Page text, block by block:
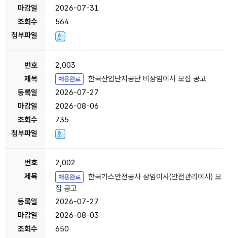
2026-07-31
564
2,003
채용완료
한국산업단지공단 비상임이사 모집 공고
2026-07-27
2026-08-06
735
2,002
채용완료
한국가스안전공사 상임이사(안전관리이사) 모
집 공고
2026-07-27
2026-08-03
650